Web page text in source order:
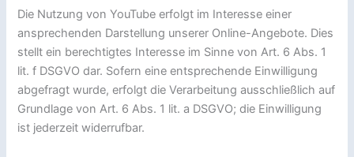
Die Nutzung von YouTube erfolgt im Interesse einer
ansprechenden Darstellung unserer Online-Angebote. Dies
stellt ein berechtigtes Interesse im Sinne von Art. 6 Abs. 1
lit. f DSGVO dar. Sofern eine entsprechende Einwilligung
abgefragt wurde, erfolgt die Verarbeitung ausschließlich auf
Grundlage von Art. 6 Abs. 1 lit. a DSGVO; die Einwilligung
ist jederzeit widerrufbar.